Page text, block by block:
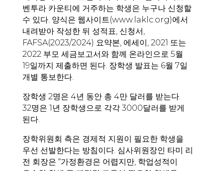
벤투라 카운티에 거주하는 학생은 누구나 신청할
수 있다. 양식은 웹사이트(www.laklc.org)에서
내려받아 작성한 뒤 성적표, 신청서,
FAFSA(2023/2024) 요약본, 에세이, 2021 또는
2022 부모 세금보고서와 함께 온라인으로 5월
19일까지 제출하면 된다. 장학생 발표는 6월 7일
개별 통보한다.
장학생 2명은 4년 동안 총 4만 달러를 받는다.
32명은 1년 장학생으로 각각 3000달러를 받게
된다.
장학위원회 측은 경제적 지원이 필요한 학생을
우선 선발한다는 방침이다. 심사위원장인 타미 리
전 회장은 “가정환경은 어렵지만, 학업성적이